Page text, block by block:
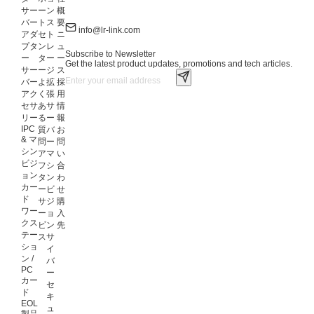
サー
バー
アダ
プタ
ー
サー
バー
アク
セサ
リー
IPC
& マ
シン
ビジ
ョン
カー
ド
ワー
クス
テー
ショ
ン /
PC
カー
ド
EOL
ー
ト
セ
ン
タ
ー
よ
く
あ
る
質
問
ア
フ
タ
ー
サ
ー
ビ
ス
ン
ス
ト
レ
ー
ジ
拡
張
サ
ー
バ
ー
マ
シ
ン
ビ
ジ
ョ
ン
サ
イ
バ
ー
セ
キ
ュ
概
要
ニ
ュ
ー
ス
採
用
情
報
お
問
い
合
わ
せ
購
入
先
info@lr-link.com
Subscribe to Newsletter
Get the latest product updates, promotions and tech articles.